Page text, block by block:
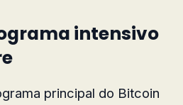
intensivo
principal do Bitcoin